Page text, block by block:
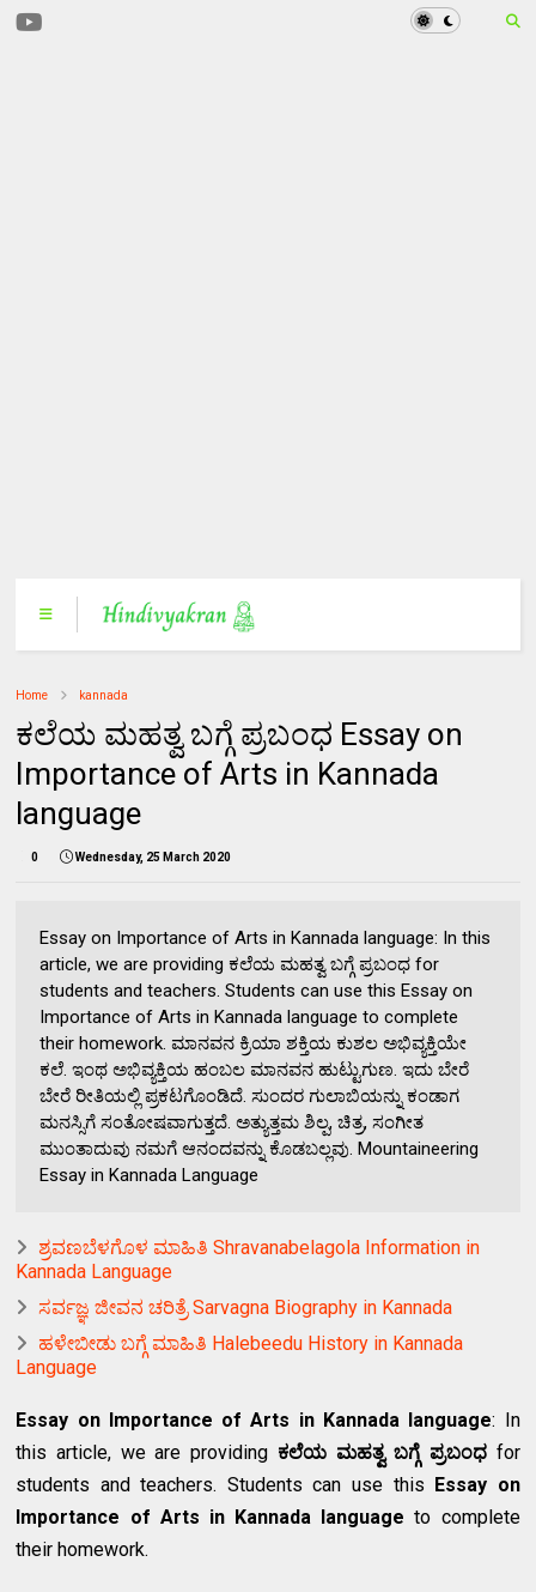
Home kannada
ಕಲೆಯ ಮಹತ್ವ ಬಗ್ಗೆ ಪ್ರಬಂಧ Essay on
Importance of Arts in Kannada
language
0 Wednesday, 25 March 2020
Essay on Importance of Arts in Kannada language: In this
article, we are providing ಕಲೆಯ ಮಹತ್ವ ಬಗ್ಗೆ ಪ್ರಬಂಧ for
students and teachers. Students can use this Essay on
Importance of Arts in Kannada language to complete
their homework. ಮಾನವನ ಕ್ರಿಯಾ ಶಕ್ತಿಯ ಕುಶಲ ಅಭಿವ್ಯಕ್ತಿಯೇ
ಕಲೆ. ಇಂಥ ಅಭಿವ್ಯಕ್ತಿಯ ಹಂಬಲ ಮಾನವನ ಹುಟ್ಟುಗುಣ. ಇದು ಬೇರೆ
ಬೇರೆ ರೀತಿಯಲ್ಲಿ ಪ್ರಕಟಗೊಂಡಿದೆ. ಸುಂದರ ಗುಲಾಬಿಯನ್ನು ಕಂಡಾಗ
ಮನಸ್ಸಿಗೆ ಸಂತೋಷವಾಗುತ್ತದೆ. ಅತ್ಯುತ್ತಮ ಶಿಲ್ಪ, ಚಿತ್ರ, ಸಂಗೀತ
ಮುಂತಾದುವು ನಮಗೆ ಆನಂದವನ್ನು ಕೊಡಬಲ್ಲವು. Mountaineering
Essay in Kannada Language
ಶ್ರವಣಬೆಳಗೊಳ ಮಾಹಿತಿ Shravanabelagola Information in
Kannada Language
ಸರ್ವಜ್ಞ ಜೀವನ ಚರಿತ್ರೆ Sarvagna Biography in Kannada
ಹಳೇಬೀಡು ಬಗ್ಗೆ ಮಾಹಿತಿ Halebeedu History in Kannada
Language
Essay on Importance of Arts in Kannada language: In
this article, we are providing ಕಲೆಯ ಮಹತ್ವ ಬಗ್ಗೆ ಪ್ರಬಂಧfor
students and teachers. Students can use this Essay on
Importance of Arts in Kannada language to complete
their homework.